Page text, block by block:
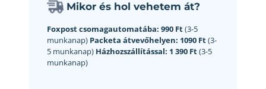
Mikor és hol vehetem át?
Foxpost csomagautomatába: 990 Ft(3-5
munkanap) Packeta átvevőhelyen: 1090 Ft(3-
5 munkanap) Házhozszállítással: 1 390 Ft(3-5
munkanap)